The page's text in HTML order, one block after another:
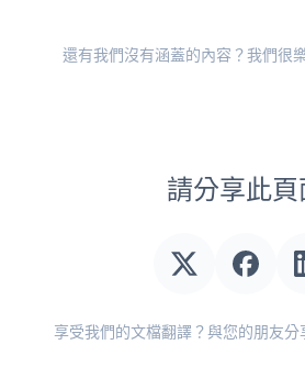
還有我們沒有涵蓋的內容？我們很
請分享此頁
享受我們的文檔翻譯？與您的朋友分